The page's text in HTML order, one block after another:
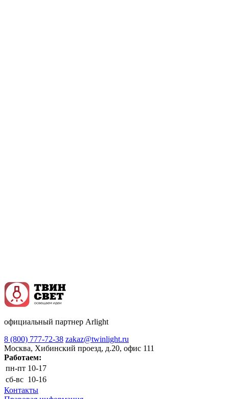
официальный партнер Arlight
8 (800) 777-72-38 zakaz@twinlight.ru
Москва, Хибинский проезд, д.20, офис 111
Работаем:
пн-пт 10-17
сб-вс 10-16
Контакты